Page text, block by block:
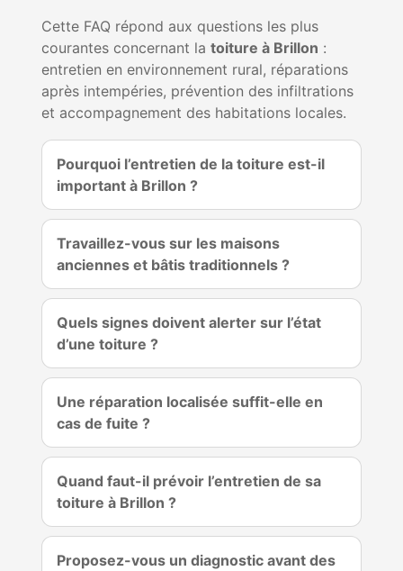
Cette FAQ répond aux questions les plus
courantes concernant la toiture à Brillon :
entretien en environnement rural, réparations
après intempéries, prévention des infiltrations
et accompagnement des habitations locales.
Pourquoi l’entretien de la toiture est-il
important à Brillon ?
Travaillez-vous sur les maisons
anciennes et bâtis traditionnels ?
Quels signes doivent alerter sur l’état
d’une toiture ?
Une réparation localisée suffit-elle en
cas de fuite ?
Quand faut-il prévoir l’entretien de sa
toiture à Brillon ?
Proposez-vous un diagnostic avant des